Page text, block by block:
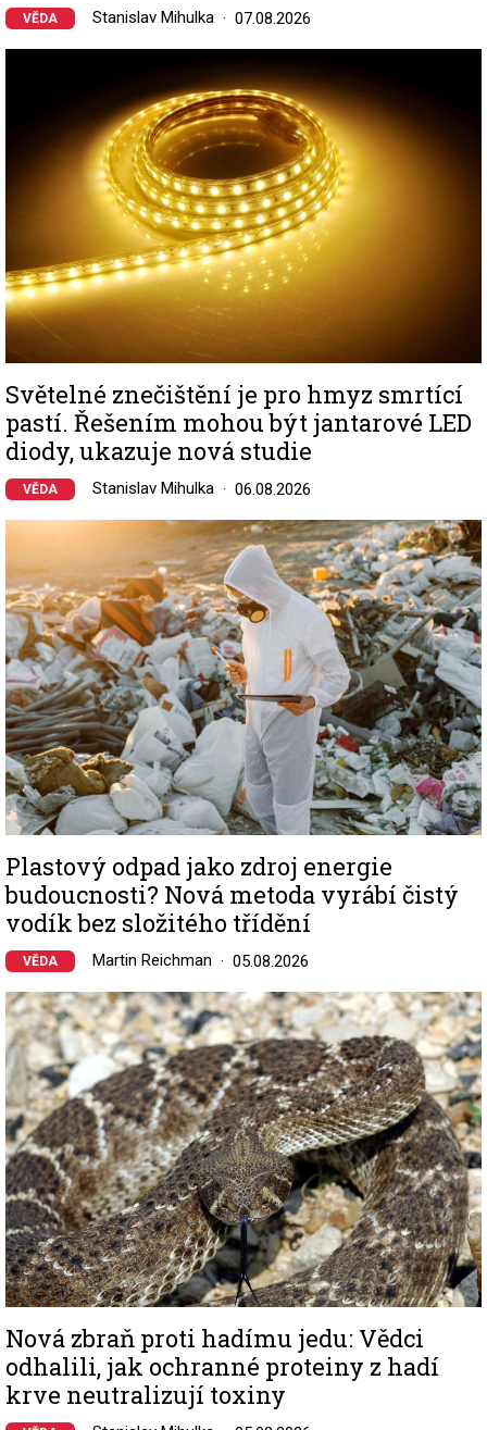
VĚDA Stanislav Mihulka 07.08.2026
Světelné znečištění je pro hmyz smrtící
pastí. Řešením mohou být jantarové LED
diody, ukazuje nová studie
VĚDA Stanislav Mihulka 06.08.2026
Image
Plastový odpad jako zdroj energie
budoucnosti? Nová metoda vyrábí čistý
vodík bez složitého třídění
VĚDA Martin Reichman 05.08.2026
Image
Nová zbraň proti hadímu jedu: Vědci
odhalili, jak ochranné proteiny z hadí
krve neutralizují toxiny